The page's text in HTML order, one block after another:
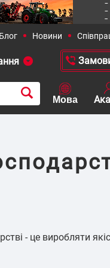
13-12 +38
- це виробляти